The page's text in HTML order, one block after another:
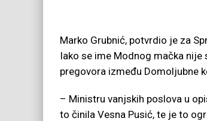
Marko Grubnić, potvrdio je za
Iako se ime Modnog mačka
pregovora između Domoljubne
– Ministru vanjskih poslova u
to činila Vesna Pusić, te je to